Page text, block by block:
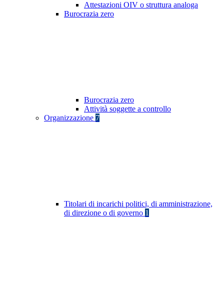
Attestazioni OIV o struttura analoga
Burocrazia zero
Burocrazia zero
Attività soggette a controllo
Organizzazione 7
Titolari di incarichi politici, di amministrazione,
di direzione o di governo 1